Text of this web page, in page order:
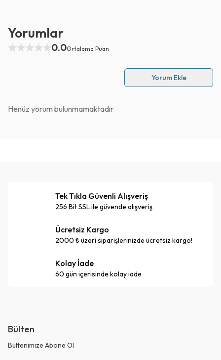
Yorumlar
0.0Ortalama Puan
Yorum Ekle
Henüz yorum bulunmamaktadır
Tek Tıkla Güvenli Alışveriş
256 Bit SSL ile güvende alışveriş
Ücretsiz Kargo
2000 ₺ üzeri siparişlerinizde ücretsiz kargo!
Kolay İade
60 gün içerisinde kolay iade
Bülten
Bültenimize Abone Ol